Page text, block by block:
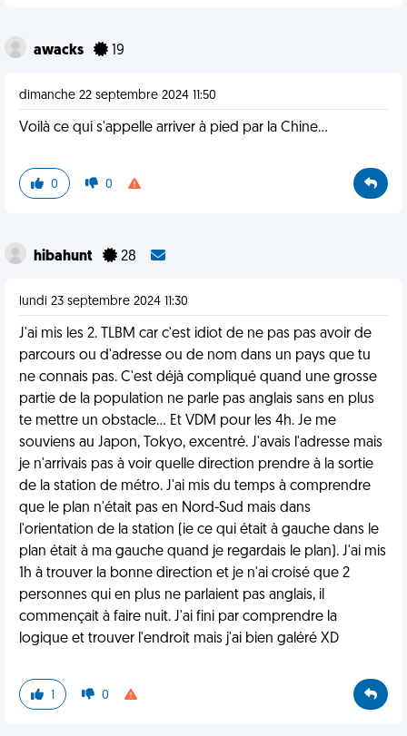
awacks 19
dimanche 22 septembre 2024 11:50
Voilà ce qui s'appelle arriver à pied par la Chine...
0 0
hibahunt 28
lundi 23 septembre 2024 11:30
J'ai mis les 2. TLBM car c'est idiot de ne pas pas avoir de
parcours ou d'adresse ou de nom dans un pays que tu
ne connais pas. C'est déjà compliqué quand une grosse
partie de la population ne parle pas anglais sans en plus
te mettre un obstacle... Et VDM pour les 4h. Je me
souviens au Japon, Tokyo, excentré. J'avais l'adresse mais
je n'arrivais pas à voir quelle direction prendre à la sortie
de la station de métro. J'ai mis du temps à comprendre
que le plan n'était pas en Nord-Sud mais dans
l'orientation de la station (ie ce qui était à gauche dans le
plan était à ma gauche quand je regardais le plan). J'ai mis
1h à trouver la bonne direction et je n'ai croisé que 2
personnes qui en plus ne parlaient pas anglais, il
commençait à faire nuit. J'ai fini par comprendre la
logique et trouver l'endroit mais j'ai bien galéré XD
1 0